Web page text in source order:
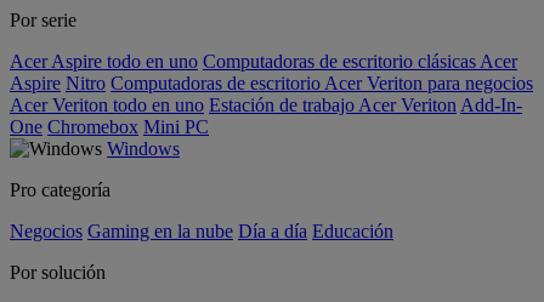
Por serie
Acer Aspire todo en uno Computadoras de escritorio clásicas Acer
Aspire Nitro Computadoras de escritorio Acer Veriton para negocios
Acer Veriton todo en uno Estación de trabajo Acer Veriton Add-In-
One Chromebox Mini PC
Windows
Pro categoría
Negocios Gaming en la nube Día a día Educación
Por solución